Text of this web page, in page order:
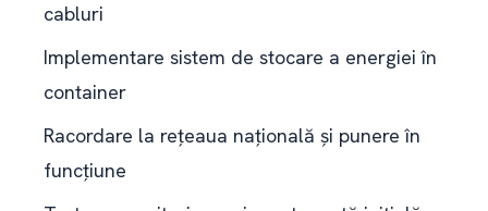
cabluri
Implementare sistem de stocare a energiei în
container
Racordare la rețeaua națională și punere în
funcțiune